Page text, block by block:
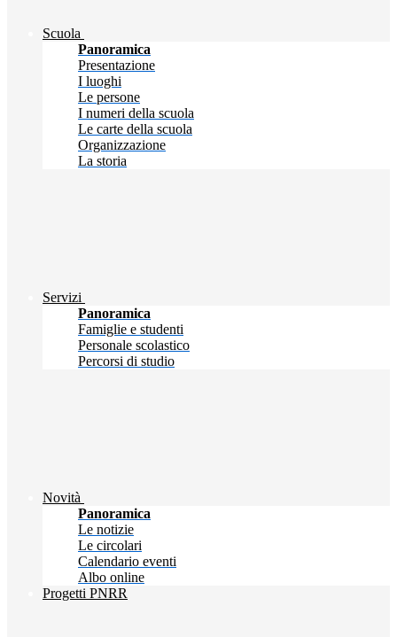
Scuola
Panoramica
Presentazione
I luoghi
Le persone
I numeri della scuola
Le carte della scuola
Organizzazione
La storia
Servizi
Panoramica
Famiglie e studenti
Personale scolastico
Percorsi di studio
Novità
Panoramica
Le notizie
Le circolari
Calendario eventi
Albo online
Progetti PNRR